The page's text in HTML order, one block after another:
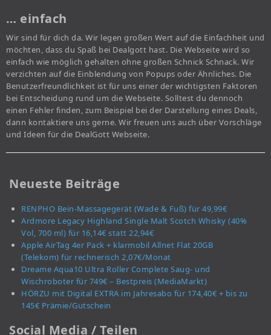
… einfach
Wir sind für dich da. Wir legen großen Wert auf die Einfachheit und
möchten, dass du Spaß bei Dealgott hast. Die Webseite wird so
einfach wie möglich gehalten ohne großen Schnick Schnack. Wir
verzichten auf die Einblendung von Popups oder Ähnliches. Die
Benutzerfreundlichkeit ist für uns einer der wichtigsten Faktoren
bei Entscheidung rund um die Webseite. Solltest du dennoch
einen Fehler finden, zum Beispiel bei der Darstellung eines Deals,
dann kontaktiere uns gerne. Wir freuen uns auch über Vorschläge
und Ideen für die DealGott Webseite.
Neueste Beiträge
RENPHO Bein-Massagegerät (Wade & Fuß) für 49,99€
Ardmore Legacy Highland Single Malt Scotch Whisky (40%
Vol, 700 ml) für 16,14€ statt 22,94€
Apple AirTag 4er Pack + klarmobil Allnet Flat 20GB
(Telekom) für rechnerisch 2,07€/Monat
Dreame Aqua10 Ultra Roller Complete Saug- und
Wischroboter für 749€ – Bestpreis (MediaMarkt)
HÖRZU mit Digital EXTRA im Jahresabo für 174,40€ + bis zu
145€ Prämie/Gutschein
Social Media / Teilen